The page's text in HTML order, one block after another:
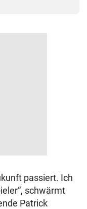
passiert. Ich
schwärmt
Patrick